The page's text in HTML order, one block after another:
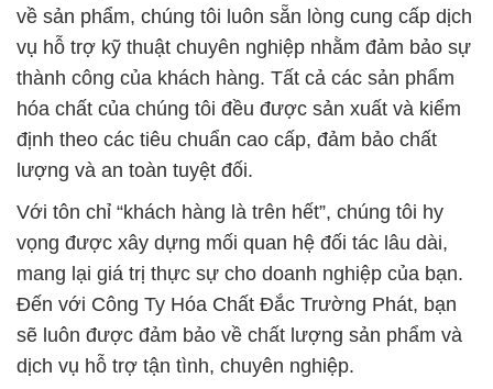
về sản phẩm, chúng tôi luôn sẵn lòng cung cấp dịch
vụ hỗ trợ kỹ thuật chuyên nghiệp nhằm đảm bảo sự
thành công của khách hàng. Tất cả các sản phẩm
hóa chất của chúng tôi đều được sản xuất và kiểm
định theo các tiêu chuẩn cao cấp, đảm bảo chất
lượng và an toàn tuyệt đối.
Với tôn chỉ “khách hàng là trên hết”, chúng tôi hy
vọng được xây dựng mối quan hệ đối tác lâu dài,
mang lại giá trị thực sự cho doanh nghiệp của bạn.
Đến với Công Ty Hóa Chất Đắc Trường Phát, bạn
sẽ luôn được đảm bảo về chất lượng sản phẩm và
dịch vụ hỗ trợ tận tình, chuyên nghiệp.